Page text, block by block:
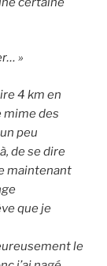
»
4 km en
mime des
peu
de se dire
maintenant
que je
le